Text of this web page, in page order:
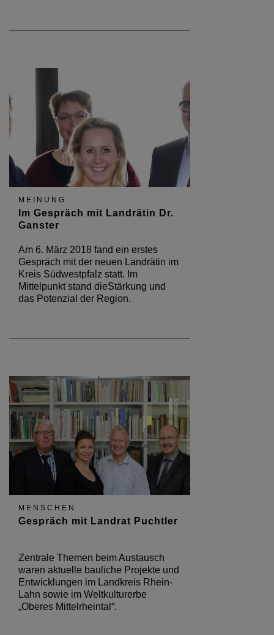
MEINUNG
Im Gespräch mit Landrätin Dr.
Ganster
Am 6. März 2018 fand ein erstes
Gespräch mit der neuen Landrätin im
Kreis Südwestpfalz statt. Im
Mittelpunkt stand dieStärkung und
das Potenzial der Region.
MENSCHEN
Gespräch mit Landrat Puchtler
Zentrale Themen beim Austausch
waren aktuelle bauliche Projekte und
Entwicklungen im Landkreis Rhein-
Lahn sowie im Weltkulturerbe
„Oberes Mittelrheintal“.